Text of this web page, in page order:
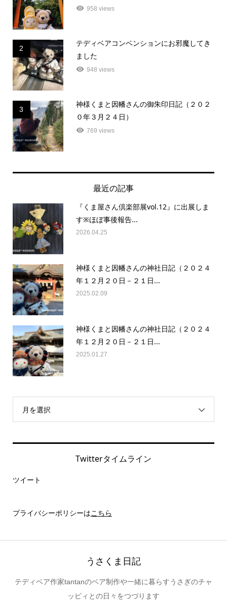
958 views
2
テディベアコンベンションにお邪魔してき
ました
948 views
3
神様くまと因幡さんの御朱印日記（２０２
０年３月２４日）
769 views
最近の記事
『くま屋さん倶楽部展vol.12』に出展しま
す※ほぼ事後報告...
2026.04.25
神様くまと因幡さんの神社日記（２０２４
年１２月２０日－２１日...
2025.02.09
神様くまと因幡さんの神社日記（２０２４
年１２月２０日－２１日...
2025.01.27
月を選択
Twitterタイムライン
ツイート
プライバシーポリシーはこちら
うさくま日記
テディベア作家tantanのベア制作や一緒に暮らすうさぎのチャ
ッピィとの日々をつづります